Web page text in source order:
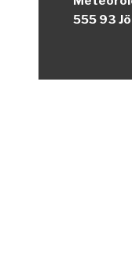
555 93